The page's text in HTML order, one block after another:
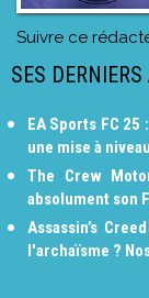
Suivre ce
SES DERNIERS
EA Sports FC
une mise à
The Crew
absolument son
Assassin’s
l'archaïsme ?